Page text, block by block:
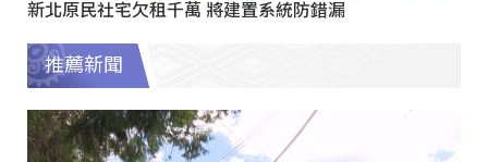
新北原民社宅欠租千萬 將建置系統防錯漏
推薦新聞